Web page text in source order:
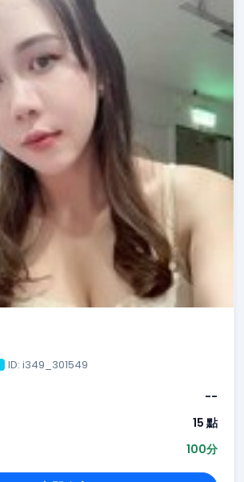
ID: i349_301549
--
15 點
100分